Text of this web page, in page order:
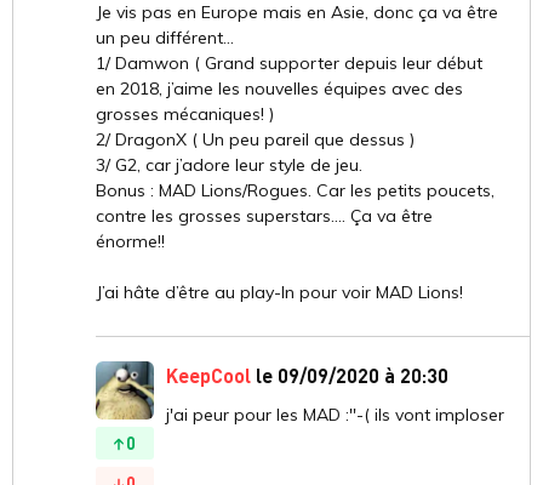
Je vis pas en Europe mais en Asie, donc ça va être
un peu différent...
1/ Damwon ( Grand supporter depuis leur début
en 2018, j’aime les nouvelles équipes avec des
grosses mécaniques! )
2/ DragonX ( Un peu pareil que dessus )
3/ G2, car j’adore leur style de jeu.
Bonus : MAD Lions/Rogues. Car les petits poucets,
contre les grosses superstars.... Ça va être
énorme!!
J’ai hâte d’être au play-In pour voir MAD Lions!
0
KeepCool le 09/09/2020 à 20:30
j'ai peur pour les MAD :''-( ils vont imploser